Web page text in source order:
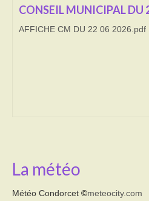
DECHETS VERTS
CONSEIL MUNICIPAL DU
AFFICHE CM DU 22 06 2026.pdf
La météo
Météo Condorcet ©meteocity.com